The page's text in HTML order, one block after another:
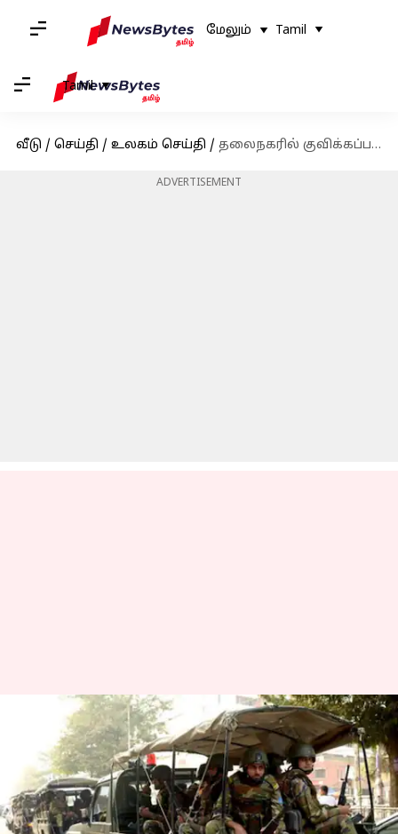
மேலும் Tamil
Tamil
வீடு / செய்தி / உலகம் செய்தி / தலைநகரில் குவிக்கப்படும் படைகள்; பங்களாதேஷில் ராணுவம் ஆட்சியைக் கவிழ்க்க திட்டமா?
ADVERTISEMENT
தலைநகரில்
குவிக்கப்படும் படைகள்;
பங்களாதேஷில் ராணுவம்
ஆட்சியைக் கவிழ்க்க
திட்டமா?